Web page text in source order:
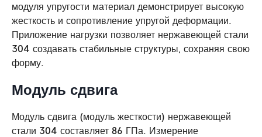
модуля упругости материал демонстрирует высокую
жесткость и сопротивление упругой деформации.
Приложение нагрузки позволяет нержавеющей стали
304 создавать стабильные структуры, сохраняя свою
форму.
Модуль сдвига
Модуль сдвига (модуль жесткости) нержавеющей
стали 304 составляет 86 ГПа. Измерение